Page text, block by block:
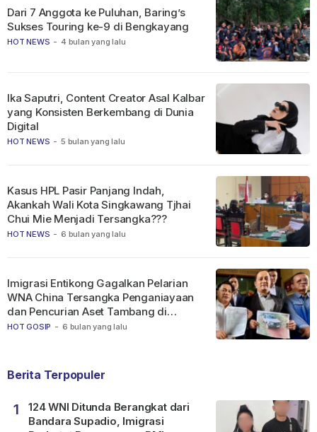
HOT NEWS - 4 bulan yang lalu
Dari 7 Anggota ke Puluhan, Baring’s
Sukses Touring ke-9 di Bengkayang
HOT NEWS - 5 bulan yang lalu
Ika Saputri, Content Creator Asal Kalbar
yang Konsisten Berkembang di Dunia
Digital
HOT NEWS - 6 bulan yang lalu
Kasus HPL Pasir Panjang Indah,
Akankah Wali Kota Singkawang Tjhai
Chui Mie Menjadi Tersangka???
HOT GOSIP - 6 bulan yang lalu
Imigrasi Entikong Gagalkan Pelarian
WNA China Tersangka Penganiayaan
dan Pencurian Aset Tambang di
Ketapang
Berita Terpopuler
1
124 WNI Ditunda Berangkat dari
Bandara Supadio, Imigrasi